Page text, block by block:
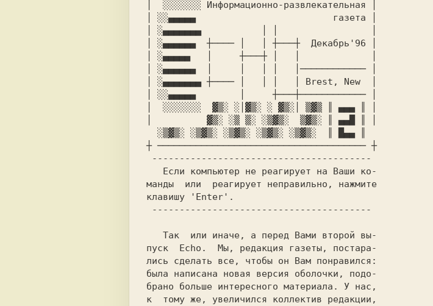
│  ░░░░░░░ Информационно-развлекательная │
│ ░░▄▄▄▄▄                         газета │
│ ░▄▄▄▄▄▄▄           │ │                 │
│ ░▄▄▄▄▄▄  ┼──── │   │ ┼───┼  Декабрь'96 │
│ ░▄▄▄▄▄   │     ┼───┼ │   │             │
│ ░▄▄▄▄▄▄  │     │   │ │   │──────────── │
│ ░▄▄▄▄▄▄▄ ┼──── │   │ │   │ Brest, New  │
│ ░░▄▄▄▄▄        │     ┼───┼──────────── │
│  ░░░░░░░  ▓▒░ ░│▓▒░ ░ ▓▒░│ ▒▓▒ ║ ▄▄▄ ║ │
│          ▓▒░ ░▒ ▒░ ░▒▓▒░  ▒▓▒░ ║ ▄▄█ ║ │
┼ ────────────────────────────────────── ┼
манды  или  реагирует неправильно, нажмите
клавишу 'Enter'.
пуск  Echo.  Mы, редакция газеты, постара-
лись сделать все, чтобы он Вам понравился:
была написана новая версия оболочки, подо-
брано больше интересного материала. У нас,
к  тому же, увеличился коллектив редакции,